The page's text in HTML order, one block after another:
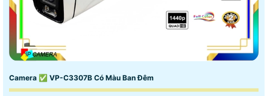
Camera ✅ VP-C3307B Có Màu Ban Đêm